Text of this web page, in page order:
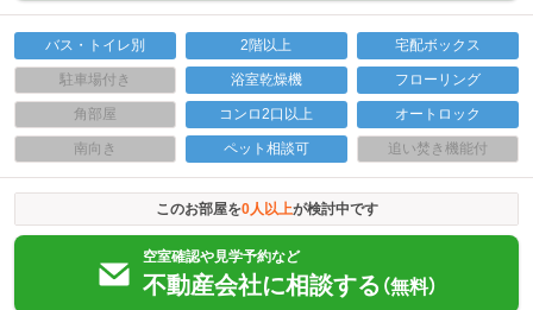
バス・トイレ別 2階以上 宅配ボックス
駐車場付き 浴室乾燥機 フローリング
角部屋 コンロ2口以上 オートロック
南向き ペット相談可 追い焚き機能付
このお部屋を0人以上が検討中です
空室確認や見学予約など
不動産会社に相談する （無料）